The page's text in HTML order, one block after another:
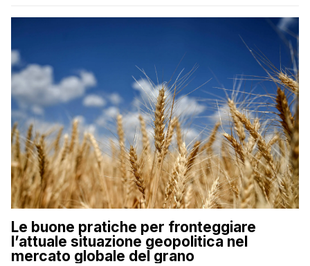
Le buone pratiche per fronteggiare
l’attuale situazione geopolitica nel
mercato globale del grano